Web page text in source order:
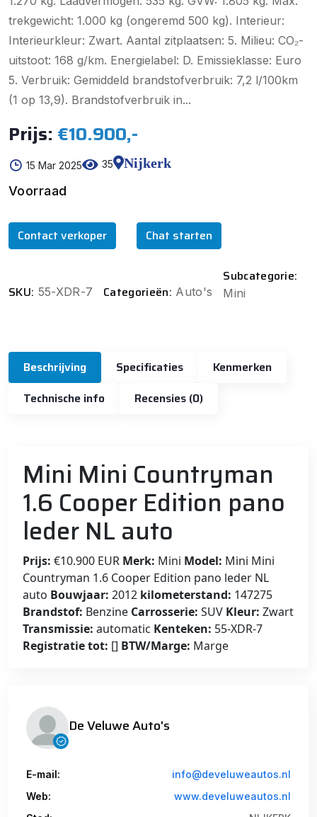
trekgewicht: 1.000 kg (ongeremd 500 kg). Interieur:
Interieurkleur: Zwart. Aantal zitplaatsen: 5. Milieu: CO₂-
uitstoot: 168 g/km. Energielabel: D. Emissieklasse: Euro
5. Verbruik: Gemiddeld brandstofverbruik: 7,2 l/100km
(1 op 13,9). Brandstofverbruik in...
Prijs: €10.900,-
15 Mar 2025 35
Nijkerk
Voorraad
Contact verkoper Chat starten
SKU: 55-XDR-7 Categorieën: Auto's
Subcategorie:
Mini
Beschrijving Specificaties
Kenmerken
Technische info
Recensies (0)
Mini Mini Countryman
1.6 Cooper Edition pano
leder NL auto
Prijs: €10.900 EUR Merk: Mini Model: Mini Mini
Countryman 1.6 Cooper Edition pano leder NL
auto Bouwjaar: 2012 kilometerstand: 147275
Brandstof: Benzine Carrosserie: SUV Kleur: Zwart
Transmissie: automatic Kenteken: 55-XDR-7
Registratie tot: [] BTW/Marge: Marge
De Veluwe Auto's
E-mail:
info@develuweautos.nl
Web:
www.develuweautos.nl